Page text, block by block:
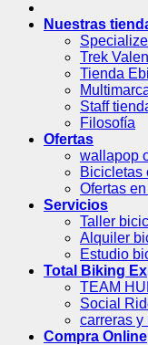
Nuestras
Trek
Tienda
Staff
Filosofía
Ofertas
wallapop
Bicicletas
Ofertas
Servicios
Taller
Alquiler
Estudio
Total Biking
TEAM
Social
carreras
Compra Online